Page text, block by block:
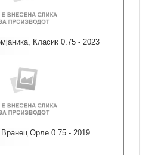
Класик 0.75 - 2023
Орле 0.75 - 2019